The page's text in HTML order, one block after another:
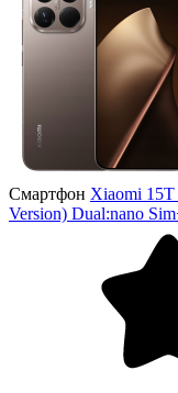
Смартфон Xiaomi 15T
Version) Dual:nano